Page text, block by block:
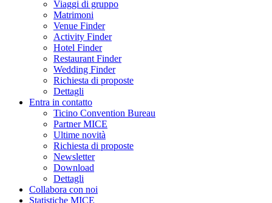
Viaggi di gruppo
Matrimoni
Venue Finder
Activity Finder
Hotel Finder
Restaurant Finder
Wedding Finder
Richiesta di proposte
Dettagli
Entra in contatto
Ticino Convention Bureau
Partner MICE
Ultime novità
Richiesta di proposte
Newsletter
Download
Dettagli
Collabora con noi
Statistiche MICE